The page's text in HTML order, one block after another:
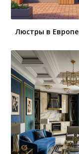
Люстры в